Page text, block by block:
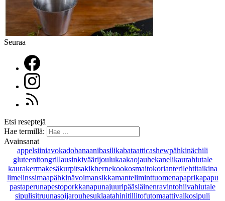
Seuraa
Etsi reseptejä
Hae termillä:
Avainsanat
appelsiiniavokadobanaanibasilikabataatticashewpähkinächili
gluteenitongrillausinkiväärijoulukaakaojauhekanelikaurahiutale
kaurakermakesäkurpitsakikhernekookosmaitokorianterilehtitaikina
limelinssimaapähkinävoimansikkamanteliminttuomenapaprikapapu
pastaperunapestoporkkanapunajuuripääsiäinenravintohiivahiutale
sipulisitruunasoijarouhesuklaatahinitillitofutomaattivalkosipuli